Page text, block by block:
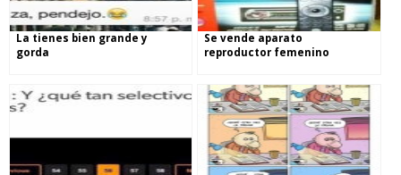
La tienes bien grande y
gorda
Se vende aparato
reproductor femenino